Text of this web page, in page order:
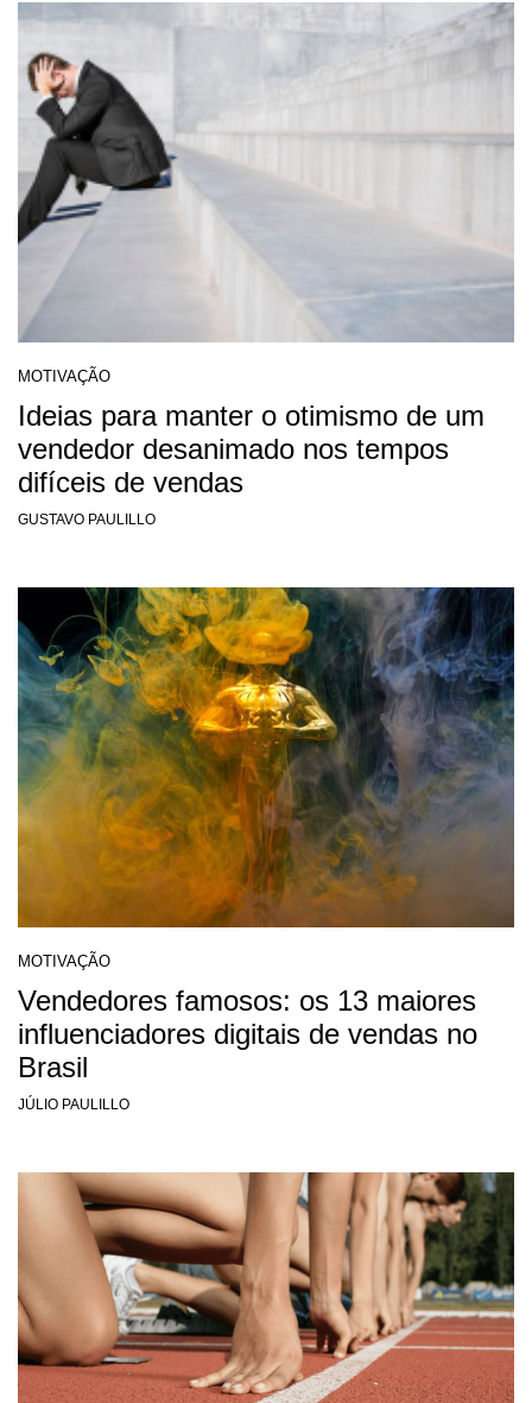
MOTIVAÇÃO
Ideias para manter o otimismo de um
vendedor desanimado nos tempos
difíceis de vendas
GUSTAVO PAULILLO
MOTIVAÇÃO
Vendedores famosos: os 13 maiores
influenciadores digitais de vendas no
Brasil
JÚLIO PAULILLO